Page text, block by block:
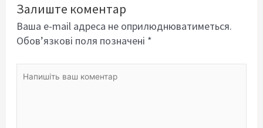
Залиште коментар
Ваша e-mail адреса не оприлюднюватиметься.
Обов’язкові поля позначені *
Напишіть